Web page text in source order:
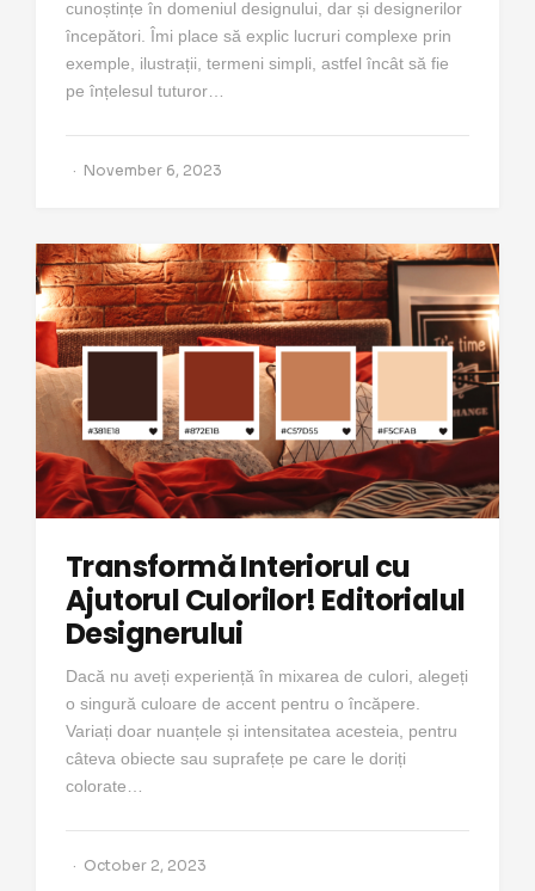
cunoștințe în domeniul designului, dar și designerilor
începători. Îmi place să explic lucruri complexe prin
exemple, ilustrații, termeni simpli, astfel încât să fie
pe înțelesul tuturor…
November 6, 2023
Transformă Interiorul cu
Ajutorul Culorilor! Editorialul
Designerului
Dacă nu aveți experiență în mixarea de culori, alegeți
o singură culoare de accent pentru o încăpere.
Variați doar nuanțele și intensitatea acesteia, pentru
câteva obiecte sau suprafețe pe care le doriți
colorate…
October 2, 2023